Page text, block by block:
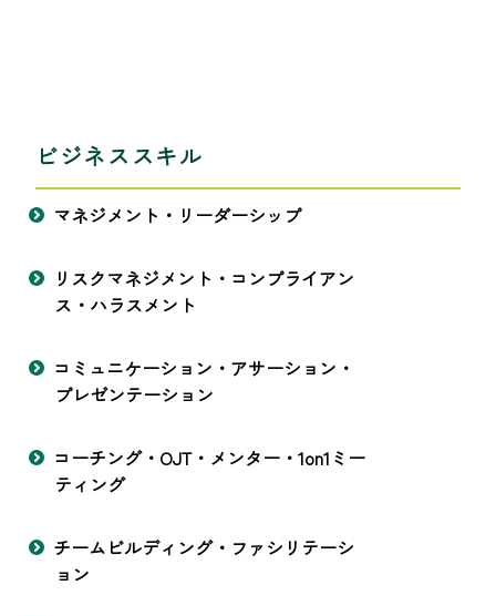
ビジネススキル
マネジメント・リーダーシップ
リスクマネジメント・コンプライアン
ス・ハラスメント
コミュニケーション・アサーション・
プレゼンテーション
コーチング・OJT・メンター・1on1ミー
ティング
チームビルディング・ファシリテーシ
ョン